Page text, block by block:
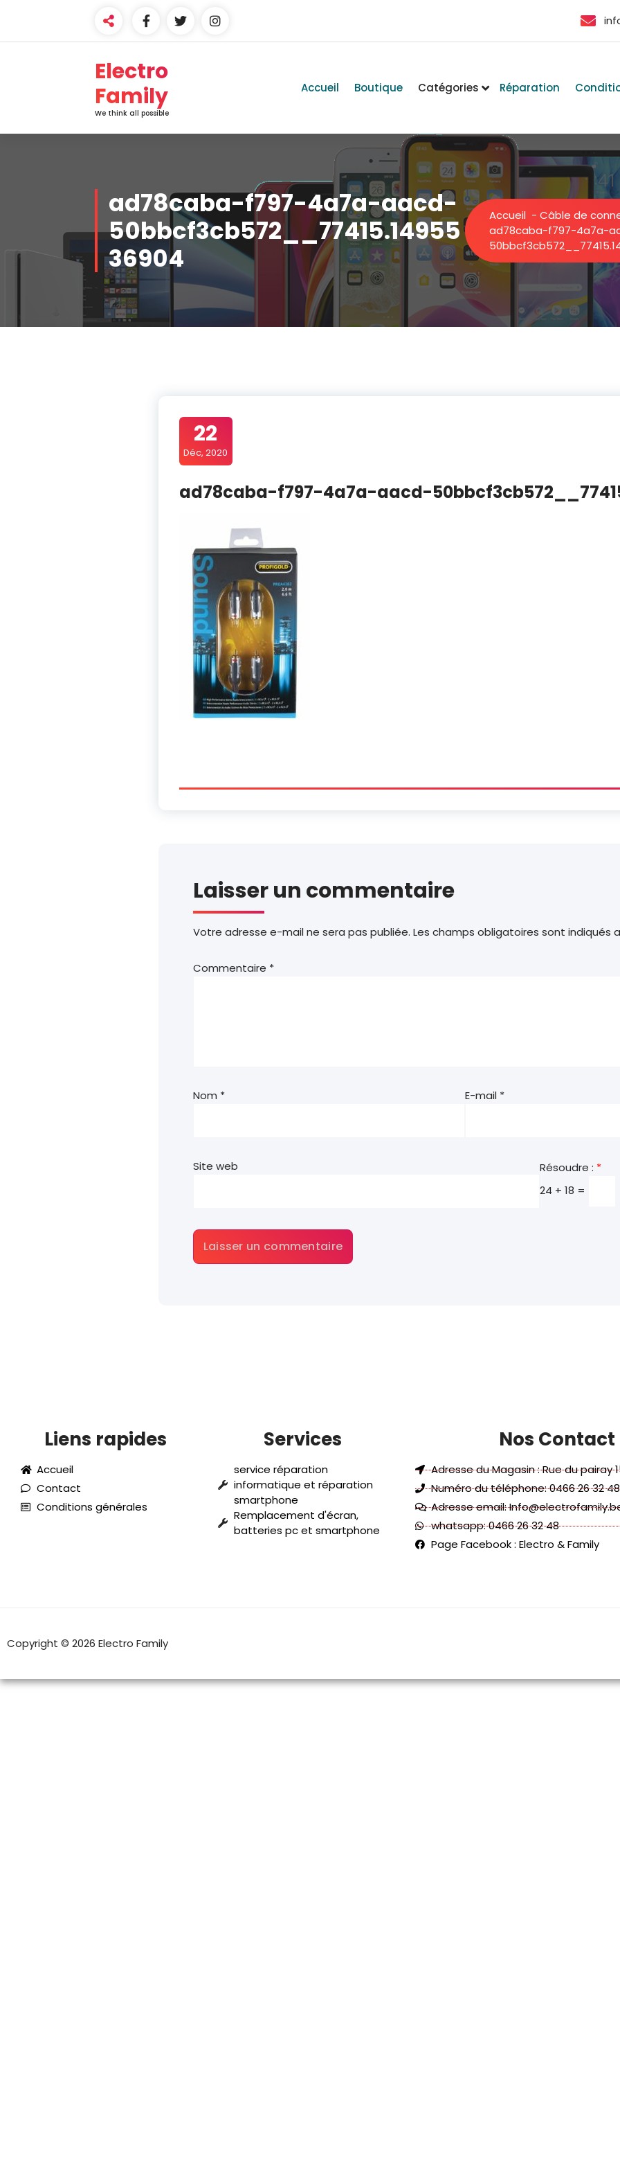
Electro
Family
We think all possible
Accueil Boutique Catégories Réparation
ad78caba-f797-4a7a-aacd-
50bbcf3cb572__77415.14955
36904
Accueil - Câble de
ad78caba-f797-4a7a-
22
Déc, 2020
ad78caba-f797-4a7a-aacd-
Laisser un commentaire
Votre adresse e-mail ne sera pas publiée. Les champs obligatoires sont indiqués
Commentaire *
Nom * E-mail *
Site web Résoudre : *
24 + 18 =
Liens rapides
Accueil
Contact
Conditions générales
Services
service réparation
informatique et réparation
smartphone
Remplacement d'écran,
batteries pc et smartphone
Nos Contact
Adresse du Magasin : Rue du pairay
Numéro du téléphone: 0466 26 32 48
Adresse email:
whatsapp: 0466 26 32 48
Page Facebook : Electro & Family
Copyright © 2026 Electro Family